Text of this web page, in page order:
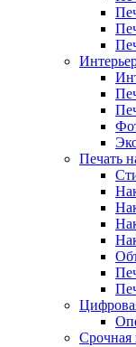
Печать
Срочная